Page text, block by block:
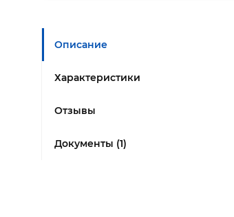
Описание
Характеристики
Отзывы
Документы (1)